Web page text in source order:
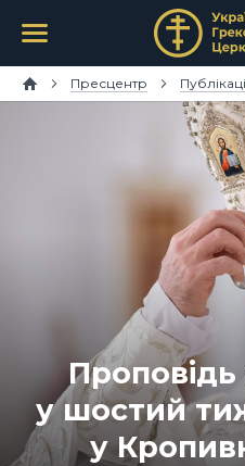
Пресцентр
Проповідь
у шостий
у